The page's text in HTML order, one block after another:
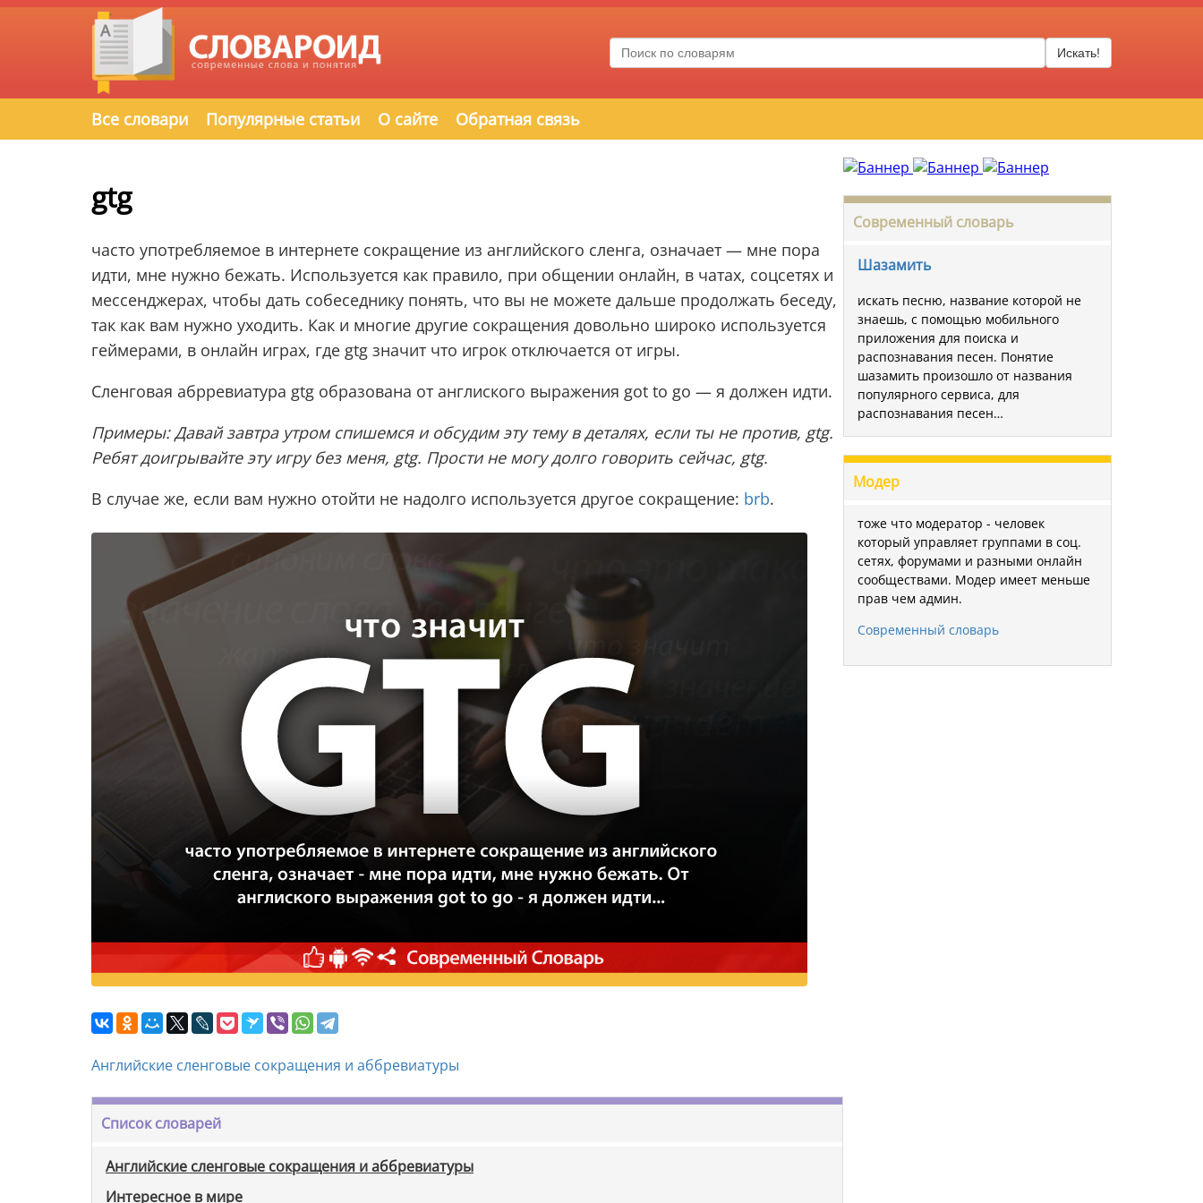
Искать!
Все словари Популярные статьи О сайте Обратная связь
gtg
часто употребляемое в интернете сокращение из английского сленга, означает — мне пора
идти, мне нужно бежать. Используется как правило, при общении онлайн, в чатах, соцсетях и
мессенджерах, чтобы дать собеседнику понять, что вы не можете дальше продолжать беседу,
так как вам нужно уходить. Как и многие другие сокращения довольно широко используется
геймерами, в онлайн играх, где gtg значит что игрок отключается от игры.
Сленговая абрревиатура gtg образована от англиского выражения got to go — я должен идти.
Примеры: Давай завтра утром спишемся и обсудим эту тему в деталях, если ты не против, gtg.
Ребят доигрывайте эту игру без меня, gtg. Прости не могу долго говорить сейчас, gtg.
В случае же, если вам нужно отойти не надолго используется другое сокращение: brb.
Английские сленговые сокращения и аббревиатуры
Список словарей
Английские сленговые сокращения и аббревиатуры
Интересное в мире
Современный словарь
Шазамить
искать песню, название которой не
знаешь, с помощью мобильного
приложения для поиска и
распознавания песен. Понятие
шазамить произошло от названия
популярного сервиса, для
распознавания песен…
Модер
тоже что модератор - человек
который управляет группами в соц.
сетях, форумами и разными онлайн
сообществами. Модер имеет меньше
прав чем админ.
Современный словарь